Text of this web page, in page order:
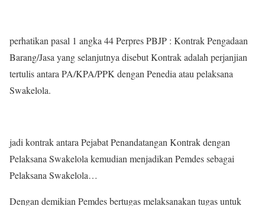
perhatikan pasal 1 angka 44 Perpres PBJP : Kontrak Pengadaan
Barang/Jasa yang selanjutnya disebut Kontrak adalah perjanjian
tertulis antara PA/KPA/PPK dengan Penedia atau pelaksana
Swakelola.
jadi kontrak antara Pejabat Penandatangan Kontrak dengan
Pelaksana Swakelola kemudian menjadikan Pemdes sebagai
Pelaksana Swakelola…
Dengan demikian Pemdes bertugas melaksanakan tugas untuk